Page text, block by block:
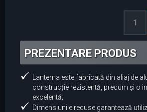
PREZENTARE PRODUS
Lanterna este fabricată din aliaj de
construcție rezistentă, precum și o
excelentă;
Dimensiunile reduse garantează